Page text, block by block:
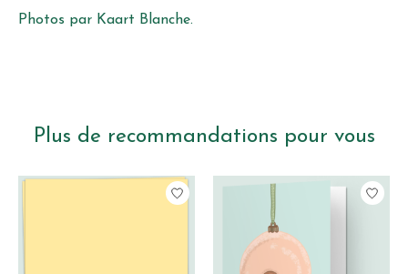
Photos par Kaart Blanche.
Plus de recommandations pour vous
Articles du carrousel de produits